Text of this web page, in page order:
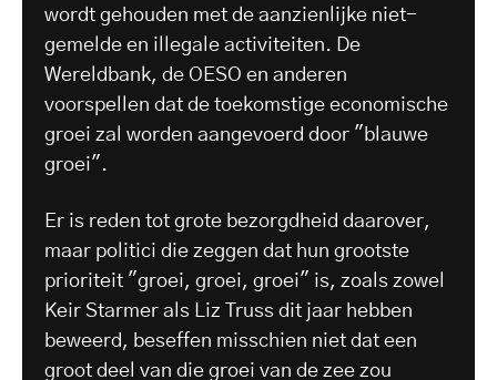
wordt gehouden met de aanzienlijke niet-
gemelde en illegale activiteiten. De
Wereldbank, de OESO en anderen
voorspellen dat de toekomstige economische
groei zal worden aangevoerd door "blauwe
groei".
Er is reden tot grote bezorgdheid daarover,
maar politici die zeggen dat hun grootste
prioriteit "groei, groei, groei" is, zoals zowel
Keir Starmer als Liz Truss dit jaar hebben
beweerd, beseffen misschien niet dat een
groot deel van die groei van de zee zou